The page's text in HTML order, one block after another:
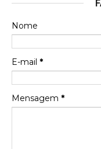
futuras
Francierton
Espero que
que estou de
Nome
E-mail *
Mensagem *